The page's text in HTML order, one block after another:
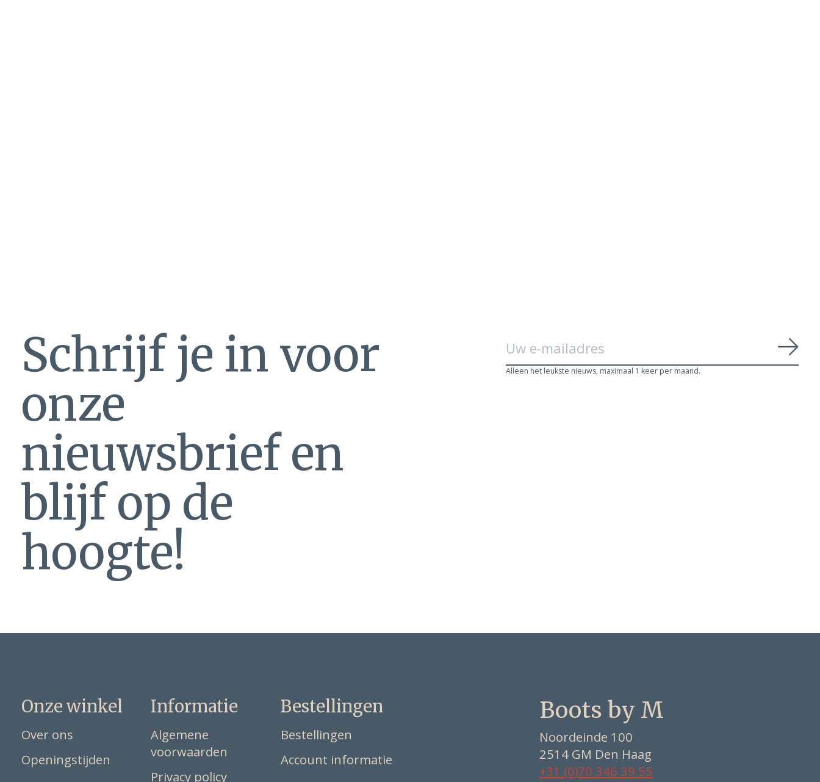
Schrijf je in voor
onze
nieuwsbrief en
blijf op de
hoogte!
Alleen het leukste nieuws, maximaal 1 keer per maand.
Onze winkel
Over ons
Openingstijden
Informatie
Algemene
voorwaarden
Privacy policy
Bestellingen
Bestellingen
Account informatie
Boots by M
Noordeinde 100
2514 GM Den Haag
+31 (0)70 346 39 55